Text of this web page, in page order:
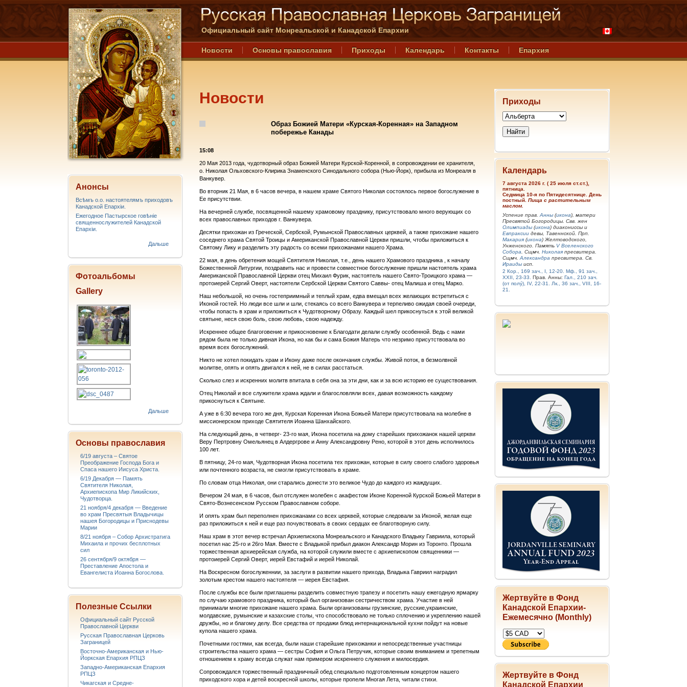
Официальный сайт Монреальской и Канадской Епархии
Новости Основы православия Приходы Календарь Контакты Епархия
Приходы
Календарь
7 августа 2026 г. ( 25 июля ст.ст.),
пятница.
Седмица 10-я по Пятидесятнице. День
постный. Пища с растительным
маслом.
Успение прав. Анны (икона), матери
Пресвятой Богородицы. Свв. жен
Олимпиады (икона) диакониссы и
Евпраксии девы, Тавеннской. Прп.
Макария (икона) Желтоводского,
Унженского. Память V Вселенского
Собора . Сщмч. Николая пресвитера.
Сщмч. Александра пресвитера. Св.
Ираиды исп.
2 Кор., 169 зач., I, 12-20. Мф., 91 зач.,
XXII, 23-33.
Прав. Анны: Гал., 210 зач.
(от полу́), IV, 22-31.
Лк., 36 зач., VIII, 16-
21.
Жертвуйте в Фонд
Канадской Епархии-
Ежемесячно (Monthly)
Жертвуйте в Фонд
Канадской Епархии
Новости
Образ Божией Матери «Курская-Коренная» на Западном
побережье Канады
15:08
20 Мая 2013 года, чудотворный образ Божией Матери Курской-Коренной, в сопровождении ее хранителя,
о. Николая Ольховского-Клирика Знаменского Синодального собора (Нью-Йорк), прибыла из Монреаля в
Ванкувер.
Во вторник 21 Мая, в 6 часов вечера, в нашем храме Святого Николая состоялось первое богослужение в
Ее присутствии.
На вечерней службе, посвященной нашему храмовому празднику, присутствовало много верующих со
всех православных приходов г. Ванкувера.
Десятки прихожан из Греческой, Сербской, Румынской Православных церквей, а также прихожане нашего
соседнего храма Святой Троицы и Американской Православной Церкви пришли, чтобы приложиться к
Святому Лику и разделить эту радость со всеми прихожанами нашего Храма.
22 мая, в день обретения мощей Святителя Николая, т.е., день нашего Храмового праздника , к началу
Божественной Литургии, поздравить нас и провести совместное богослужение пришли настоятель храма
Американской Православной Церкви отец Михаил Фурик, настоятель нашего Свято-Троицкого храма —
протоиерей Сергий Оверт, настоятели Сербской Церкви Святого Саввы- отец Малиша и отец Марко.
Наш небольшой, но очень гостеприимный и теплый храм, едва вмещал всех желающих встретиться с
Иконой гостей. Но люди все шли и шли, стекаясь со всего Ванкувера и терпеливо ожидая своей очереди,
чтобы попасть в храм и приложиться к Чудотворному Образу. Каждый шел прикоснуться к этой великой
святыне, неся свою боль, свою любовь, свою надежду.
Искреннее общее благоговение и прикосновение к Благодати делали службу особенной. Ведь с нами
рядом была не только дивная Икона, но как бы и сама Божия Матерь что незримо присутствовала во
время всех богослужений.
Никто не хотел покидать храм и Икону даже после окончания службы. Живой поток, в безмолвной
молитве, опять и опять двигался к ней, не в силах расстаться.
Сколько слез и искренних молитв впитала в себя она за эти дни, как и за всю историю ее существования.
Отец Николай и все служители храма ждали и благословляли всех, давая возможность каждому
прикоснуться к Святыне.
А уже в 6:30 вечера того же дня, Курская Коренная Икона Божьей Матери присутствовала на молебне в
миссионерском приходе Святителя Иоанна Шанхайского.
На следующий день, в четверг- 23-го мая, Икона посетила на дому старейших прихожанок нашей церкви
Веру Пертровну Омельянец в Алдергрове и Анну Александровну Рено, которой в этот день исполнилось
100 лет.
В пятницу, 24-го мая, Чудотворная Икона посетила тех прихожан, которые в силу своего слабого здоровья
или почтенного возраста, не смогли присутствовать в храме.
По словам отца Николая, они старались донести это великое Чудо до каждого из жаждущих.
Вечером 24 мая, в 6 часов, был отслужен молебен с акафестом Иконе Коренной Курской Божьей Матери в
Свято-Вознесенском Русском Православном соборе.
И опять храм был переполнен прихожанами со всех церквей, которые следовали за Иконой, желая еще
раз приложиться к ней и еще раз почувствовать в своих сердцах ее благотворную силу.
Наш храм в этот вечер встречал Архиепископа Монреальского и Канадского Владыку Гавриила, который
посетил нас 25-го и 26го Мая. Вместе с Владыкой прибыл диакон Александр Морин из Торонто. Прошла
торжественная архиерейская служба, на которой служили вместе с архиепископом священники —
протоиерей Сергий Оверт, иерей Евстафий и иерей Николай.
На Воскресном богослуженнии, за заслуги в развитии нашего прихода, Владыка Гавриил наградил
золотым крестом нашего настоятеля — иерея Евстафия.
После службы все были приглашены разделить совместную трапезу и посетить нашу ежегодную ярмарку
по случаю храмового праздника, который был организован сестричеством храма. Участие в ней
принимали многие прихожане нашего храма. Были организованы грузинские, русские,украинские,
молдавские, румынские и казахские столы, что способствовало не только сплочению и укреплению нашей
дружбы, но и благому делу. Все средства от продажи блюд интернациональной кухни пойдут на новые
купола нашего храма.
Почетными гостями, как всегда, были наши старейшие прихожанки и непосредственные участницы
строительства нашего храма — сестры София и Ольга Петручик, которые своим вниманием и трепетным
отношением к храму всегда служат нам примером искреннего служения и милосердия.
Сопровождался торжественный праздничный обед специально подготовленным концертом нашего
приходского хора и детей воскресной школы, которые пропели Многая Лета, читали стихи.
Анонсы
Всѣмъ о.о. настоятелямъ приходовъ
Канадской Епархiи.
Ежегодное Пастырское говѣніе
священнослужителей Канадской
Епархіи.
Дальше
Фотоальбомы
Gallery
Дальше
Основы православия
6/19 августа – Святое
Преображение Господа Бога и
Спаса нашего Иисуса Христа.
6/19 Декабря — Память
Святителя Николая,
Архиепископа Мир Ликийских,
Чудотворца.
21 ноября/4 декабря — Введение
во храм Пресвятыя Владычицы
нашея Богородицы и Приснодевы
Марии
8/21 ноября – Собор Архистратига
Михаила и прочих бесплотных
сил
26 сентября/9 октября —
Преставление Апостола и
Евангелиста Иоанна Богослова.
Полезные Ссылки
Официальный сайт Русской
Православной Церкви
Русская Православная Церковь
Заграницей
Восточно-Американская и Нью-
Йоркская Епархия РПЦЗ
Западно-Американская Епархия
РПЦЗ
Чикагская и Средне-